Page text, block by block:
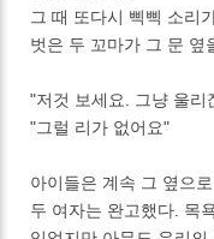
그 때 또다시 삑삑 소리
벗은 두 꼬마가 그 문 옆
"저것 보세요. 그냥 울
"그럴 리가 없어요"
아이들은 계속 그 옆으
두 여자는 완고했다. 목